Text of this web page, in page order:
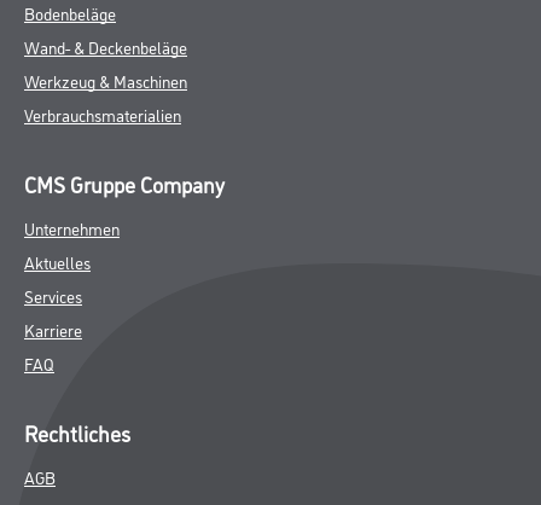
Bodenbeläge
Wand- & Deckenbeläge
Werkzeug & Maschinen
Verbrauchsmaterialien
CMS Gruppe Company
Unternehmen
Aktuelles
Services
Karriere
FAQ
Rechtliches
AGB